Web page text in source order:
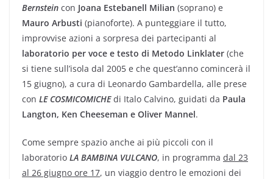
Bernstein con Joana Estebanell Milian (soprano) e
Mauro Arbusti (pianoforte). A punteggiare il tutto,
improvvise azioni a sorpresa dei partecipanti al
laboratorio per voce e testo di Metodo Linklater (che
si tiene sull’isola dal 2005 e che quest’anno comincerà il
15 giugno), a cura di Leonardo Gambardella, alle prese
con LE COSMICOMICHEdi Italo Calvino, guidati da Paula
Langton, Ken Cheeseman e Oliver Mannel.
Come sempre spazio anche ai più piccoli con il
laboratorio LA BAMBINA VULCANO, in programma dal 23
al 26 giugno ore 17, un viaggio dentro le emozioni dei